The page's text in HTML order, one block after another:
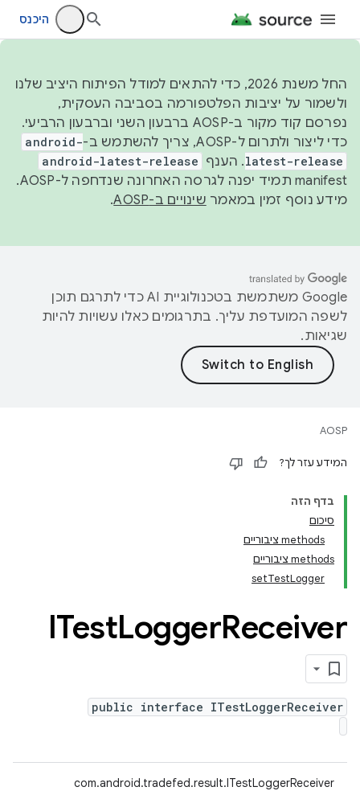
היכנס
החל משנת 2026, כדי להתאים למודל הפיתוח היציב שלנו
ולשמור על יציבות הפלטפורמה בסביבה העסקית,
נפרסם קוד מקור ב-AOSP ברבעון השני וברבעון הרביעי.
כדי ליצור ולתרום ל-AOSP, צריך להשתמש ב-
android-
latest-release. הענף android-latest-release
manifest תמיד יפנה לגרסה האחרונה שנדחפה ל-AOSP.
מידע נוסף זמין במאמר שינויים ב-AOSP .
‫Google משתמשת בטכנולוגיית AI כדי לתרגם תוכן
לשפה המועדפת עליך. בתרגומים כאלו עשויות להיות
שגיאות.
AOSP
המידע עזר לך?
בדף הזה
סיכום
‫methods ציבוריים
‫methods ציבוריים
setTestLogger
ITestLoggerReceiver
public interface ITestLoggerReceiver
com.android.tradefed.result.ITestLoggerReceiver